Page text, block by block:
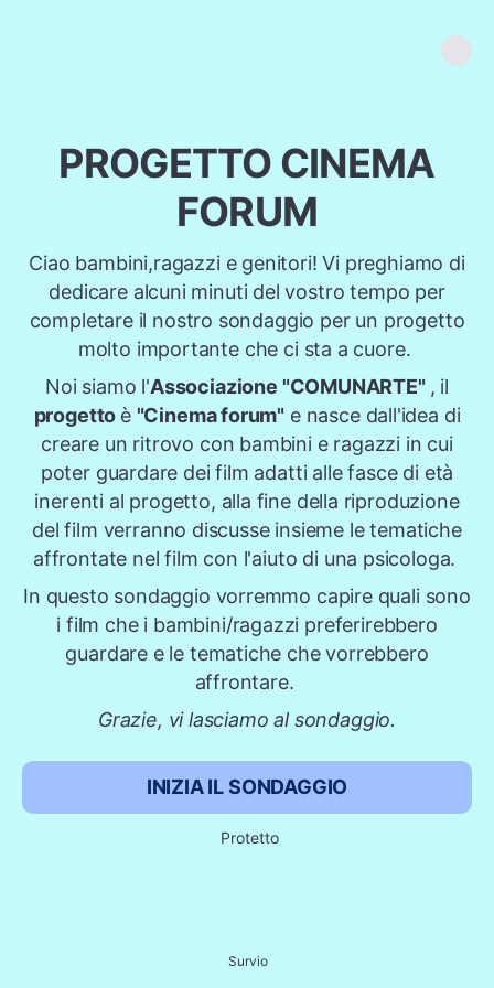
PROGETTO CINEMA
FORUM
Ciao bambini,ragazzi e genitori! Vi preghiamo di
dedicare alcuni minuti del vostro tempo per
completare il nostro sondaggio per un progetto
molto importante che ci sta a cuore.
Noi siamo l'Associazione "COMUNARTE" , il
progetto è "Cinema forum" e nasce dall'idea di
creare un ritrovo con bambini e ragazzi in cui
poter guardare dei film adatti alle fasce di età
inerenti al progetto, alla fine della riproduzione
del film verranno discusse insieme le tematiche
affrontate nel film con l'aiuto di una psicologa.
In questo sondaggio vorremmo capire quali sono
i film che i bambini/ragazzi preferirebbero
guardare e le tematiche che vorrebbero
affrontare.
Grazie, vi lasciamo al sondaggio.
INIZIA IL SONDAGGIO
Protetto
Survio